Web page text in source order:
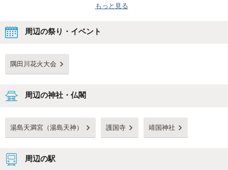
もっと見る
周辺の祭り・イベント
隅田川花火大会
周辺の神社・仏閣
湯島天満宮（湯島天神） 護国寺 靖国神社
周辺の駅